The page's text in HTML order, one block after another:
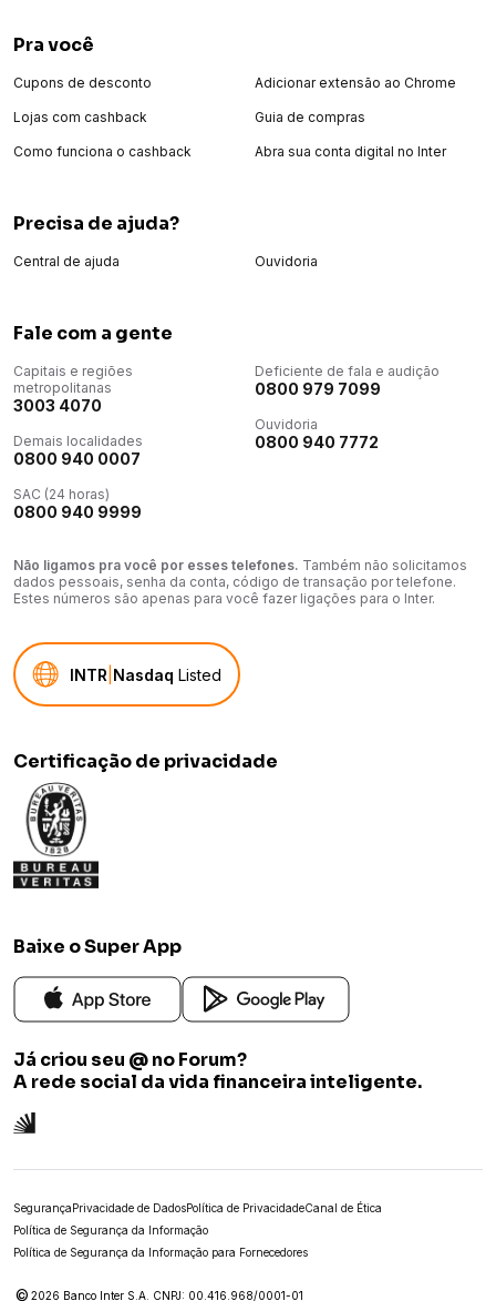
Pra você
Cupons de desconto
Lojas com cashback
Como funciona o cashback
Adicionar extensão ao Chrome
Guia de compras
Abra sua conta digital no Inter
Precisa de ajuda?
Central de ajuda Ouvidoria
Fale com a gente
Capitais e regiões
metropolitanas
3003 4070
Demais localidades
0800 940 0007
SAC (24 horas)
0800 940 9999
Deficiente de fala e audição
0800 979 7099
Ouvidoria
0800 940 7772
Não ligamos pra você por esses telefones. Também não solicitamos
dados pessoais, senha da conta, código de transação por telefone.
Estes números são apenas para você fazer ligações para o Inter.
INTR Nasdaq Listed
Certificação de privacidade
Baixe o Super App
Já criou seu @ no Forum?
A rede social da vida financeira inteligente.
SegurançaPrivacidade de DadosPolítica de PrivacidadeCanal de Ética
Política de Segurança da Informação
Política de Segurança da Informação para Fornecedores
© 2026 Banco Inter S.A. CNPJ: 00.416.968/0001-01